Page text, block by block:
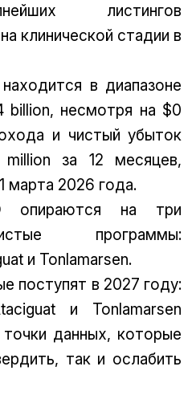
листингов
клинической стадии в
в диапазоне
billion, несмотря на $0
и чистый убыток
за 12 месяцев,
марта 2026 года.
опираются на три
программы:
и Tonlamarsen.
поступят в 2027 году:
и Tonlamarsen
данных, которые
так и ослабить